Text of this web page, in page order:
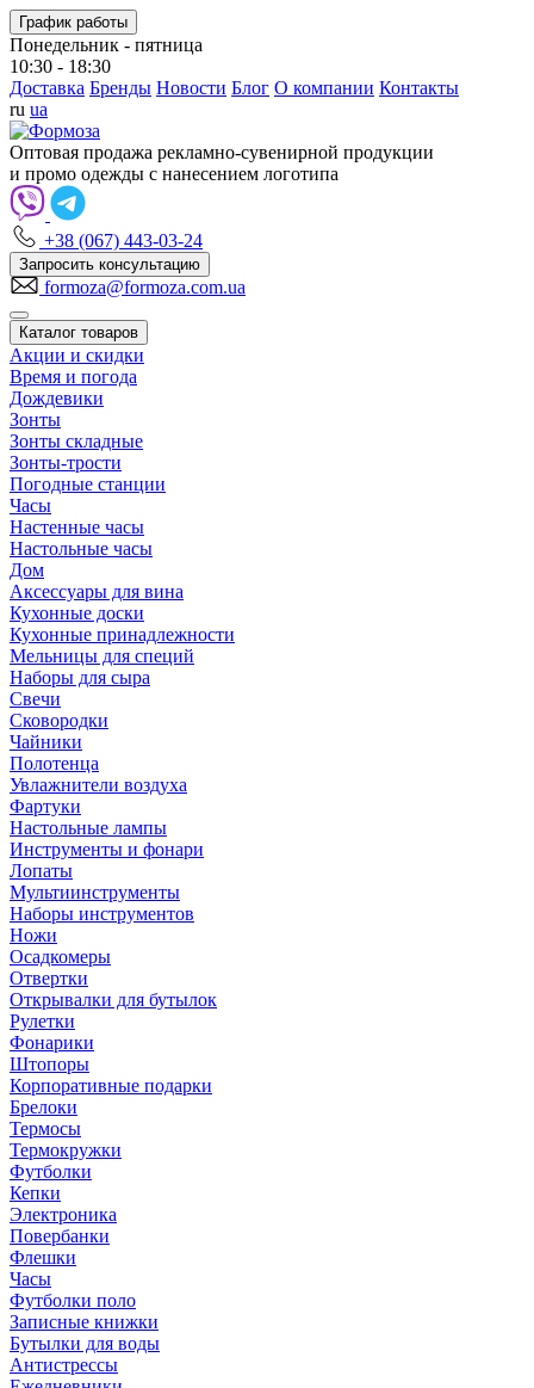
График работы
Понедельник - пятница
10:30 - 18:30
Доставка Бренды Новости Блог О компании Контакты
ru ua
Оптовая продажа рекламно-сувенирной продукции
и промо одежды с нанесением логотипа
+38 (067) 443-03-24
Запросить консультацию
formoza@formoza.com.ua
Каталог товаров
Акции и скидки
Время и погода
Дождевики
Зонты
Зонты складные
Зонты-трости
Погодные станции
Часы
Настенные часы
Настольные часы
Дом
Аксессуары для вина
Кухонные доски
Кухонные принадлежности
Мельницы для специй
Наборы для сыра
Свечи
Сковородки
Чайники
Полотенца
Увлажнители воздуха
Фартуки
Настольные лампы
Инструменты и фонари
Лопаты
Мультиинструменты
Наборы инструментов
Ножи
Осадкомеры
Отвертки
Открывалки для бутылок
Рулетки
Фонарики
Штопоры
Корпоративные подарки
Брелоки
Термосы
Термокружки
Футболки
Кепки
Электроника
Повербанки
Флешки
Часы
Футболки поло
Записные книжки
Бутылки для воды
Антистрессы